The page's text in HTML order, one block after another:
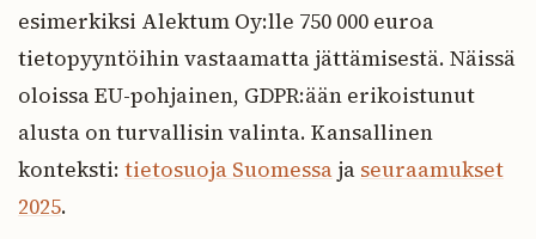
esimerkiksi Alektum Oy:lle 750 000 euroa
tietopyyntöihin vastaamatta jättämisestä. Näissä
oloissa EU-pohjainen, GDPR:ään erikoistunut
alusta on turvallisin valinta. Kansallinen
konteksti: tietosuoja Suomessa ja seuraamukset
2025.